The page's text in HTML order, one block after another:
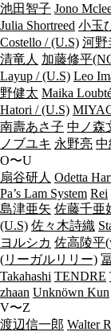
池田智子 Jono
Julia Shortreed 小玉
Costello / (U.S) 河野
清竜人 加藤修平
Layup / (U.S) Leo
野健太 Maika
Hatori / (U.S)
南壽あさ子 中ノ森
ノブユキ 永野亮 中
O〜U
扇谷研人 Odetta
Pa’s Lam System Rei
島津亜矢 佐藤千亜
(U.S) 佐々木詩織
ヨルシカ 佐高陵平
(リーガルリリー)
Takahashi TENDRE
zhaan Unknöwn Kun
V〜Z
渡辺信一郎 Walter